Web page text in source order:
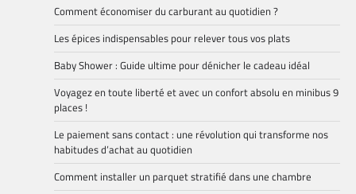
Comment économiser du carburant au quotidien ?
Les épices indispensables pour relever tous vos plats
Baby Shower : Guide ultime pour dénicher le cadeau idéal
Voyagez en toute liberté et avec un confort absolu en minibus 9
places !
Le paiement sans contact : une révolution qui transforme nos
habitudes d’achat au quotidien
Comment installer un parquet stratifié dans une chambre